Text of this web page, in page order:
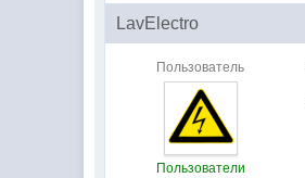
LavElectro
Пользователь
Пользователи